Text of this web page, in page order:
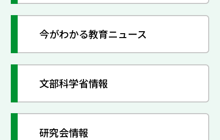
今がわかる教育ニュース
文部科学省情報
研究会情報